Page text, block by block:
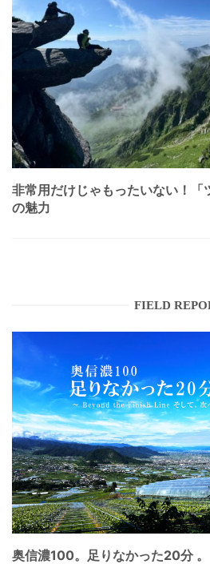
非常用だけじゃもったいない！「
の魅力
FIELD
奥信濃100。足りなかった20分